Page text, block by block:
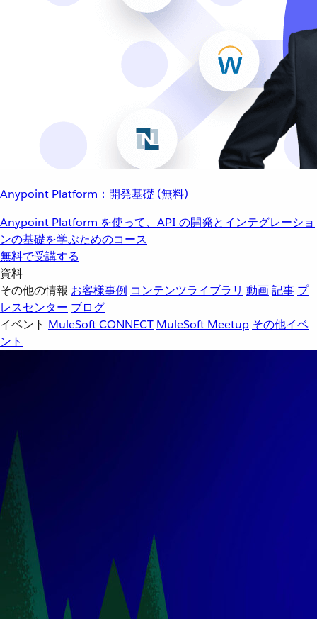
Anypoint Platform：開発基礎 (無料)
Anypoint Platform を使って、API の開発とインテグレーショ
ンの基礎を学ぶためのコース
無料で受講する
資料
その他の情報 お客様事例 コンテンツライブラリ 動画記事 プ
レスセンター ブログ
イベント MuleSoft CONNECT MuleSoft Meetup その他イベ
ント